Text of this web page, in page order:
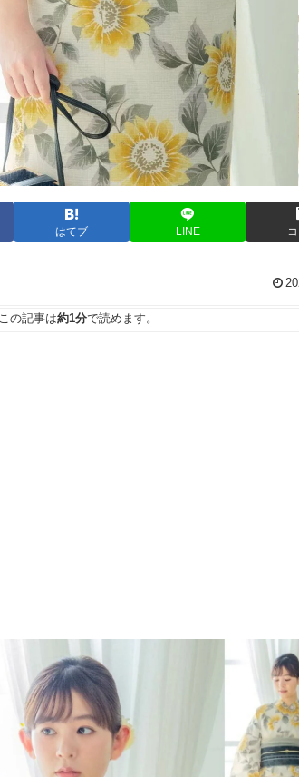
はてブ LINE
この記事は約1分で読めます。